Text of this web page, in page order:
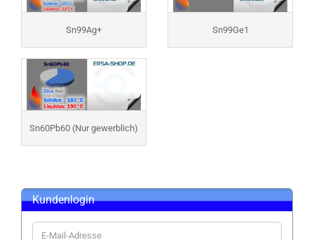
Sn99Ag+ Sn99Ge1
Sn60Pb60 (Nur gewerblich)
Kundenlogin
E-